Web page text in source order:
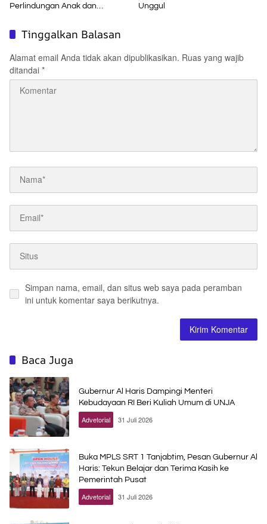
Perlindungan Anak dan
Unggul
Tinggalkan Balasan
Alamat email Anda tidak akan dipublikasikan. Ruas yang wajib
ditandai *
Simpan nama, email, dan situs web saya pada peramban
ini untuk komentar saya berikutnya.
Baca Juga
Gubernur Al Haris Dampingi Menteri
Kebudayaan RI Beri Kuliah Umum di UNJA
Advetorial 31 Juli 2026
Buka MPLS SRT 1 Tanjabtim, Pesan Gubernur Al
Haris: Tekun Belajar dan Terima Kasih ke
Pemerintah Pusat
Advetorial 31 Juli 2026